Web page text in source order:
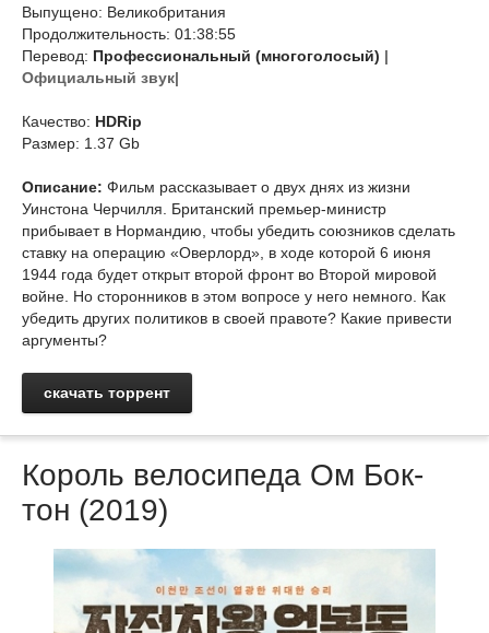
Выпущено: Великобритания
Продолжительность: 01:38:55
Перевод: Профессиональный (многоголосый) |
Официальный звук|
Качество: HDRip
Размер: 1.37 Gb
Описание: Фильм рассказывает о двух днях из жизни
Уинстона Черчилля. Британский премьер-министр
прибывает в Нормандию, чтобы убедить союзников сделать
ставку на операцию «Оверлорд», в ходе которой 6 июня
1944 года будет открыт второй фронт во Второй мировой
войне. Но сторонников в этом вопросе у него немного. Как
убедить других политиков в своей правоте? Какие привести
аргументы?
скачать торрент
Король велосипеда Ом Бок-
тон (2019)